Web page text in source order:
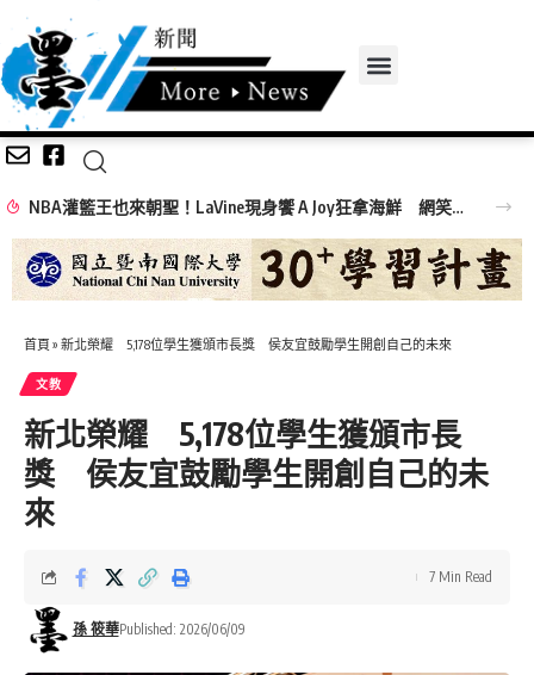
NBA灌籃王也來朝聖！LaVine現身饗 A Joy狂拿海鮮 網笑：吃飯免費看球星
首頁 » 新北榮耀 5,178位學生獲頒市長獎 侯友宜鼓勵學生開創自己的未來
文教
新北榮耀 5,178位學生獲頒市長
獎 侯友宜鼓勵學生開創自己的未
來
孫 筱華Published: 2026/06/09
7 Min Read